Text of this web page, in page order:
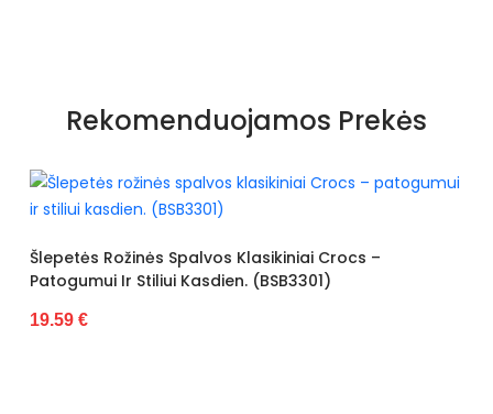
Siūlome rinktis tokį dydį, kokį
Užsegimas Įsispiriami
Išorinė medžiaga Ekologiška zomša
Rekomenduojamos Prekės
Šlepetės Rožinės Spalvos Klasikiniai Crocs –
Patogumui Ir Stiliui Kasdien. (BSB3301)
19.59 €